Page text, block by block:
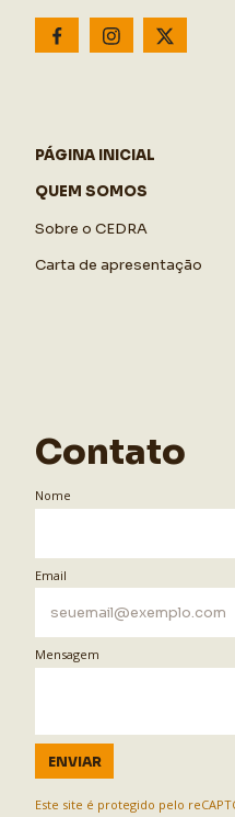
PÁGINA INICIAL
QUEM SOMOS
Sobre o CEDRA
Carta de apresentação
Contato
Nome
Email
Mensagem
ENVIAR
Este site é protegido pelo